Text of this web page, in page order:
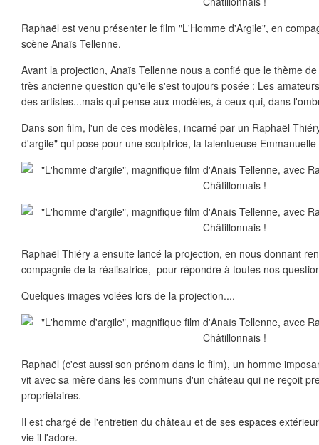
Raphaël est venu présenter le film "L'Homme d'Argile", en
scène Anaïs Tellenne.
Avant la projection, Anaïs Tellenne nous a confié que le thème
très ancienne question qu'elle s'est toujours posée : Les
des artistes...mais qui pense aux modèles, à ceux qui, dans
Dans son film, l'un de ces modèles, incarné par un Raphaël
d'argile" qui pose pour une sculptrice, la talentueuse Emmanuelle
Raphaël Thiéry a ensuite lancé la projection, en nous donnant
compagnie de la réalisatrice, pour répondre à toutes nos
Quelques images volées lors de la projection....
Raphaël (c'est aussi son prénom dans le film), un homme
vit avec sa mère dans les communs d'un château qui ne reçoit
propriétaires.
Il est chargé de l'entretien du château et de ses espaces
vie il l'adore.